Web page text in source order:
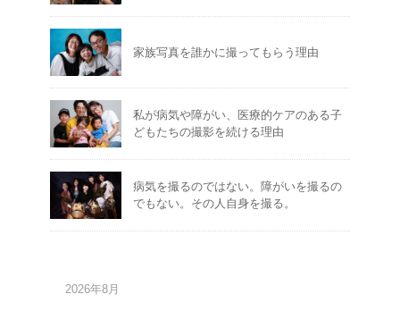
家族写真を誰かに撮ってもらう理由
私が病気や障がい、医療的ケアのある子
どもたちの撮影を続ける理由
病気を撮るのではない。障がいを撮るの
でもない。その人自身を撮る。
2026年8月